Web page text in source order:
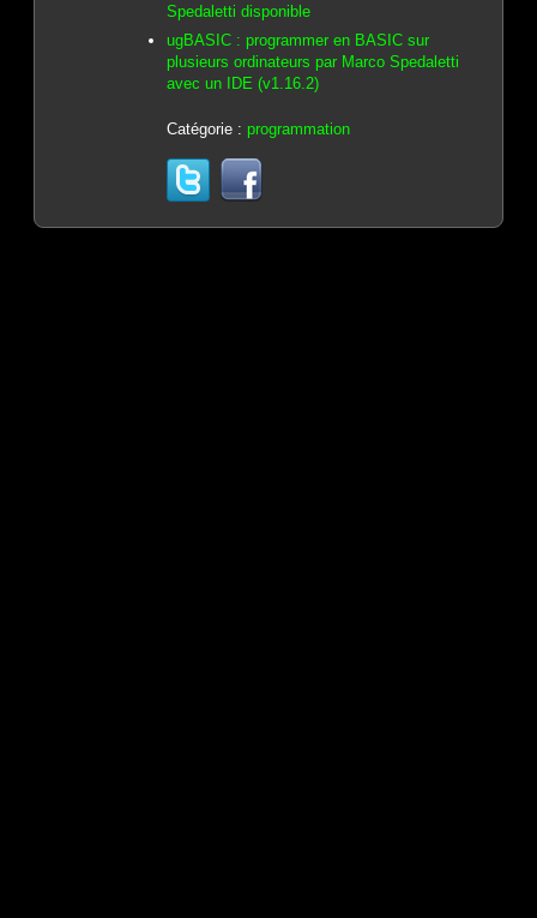
Spedaletti disponible
ugBASIC : programmer en BASIC sur
plusieurs ordinateurs par Marco Spedaletti
avec un IDE (v1.16.2)
Catégorie : programmation